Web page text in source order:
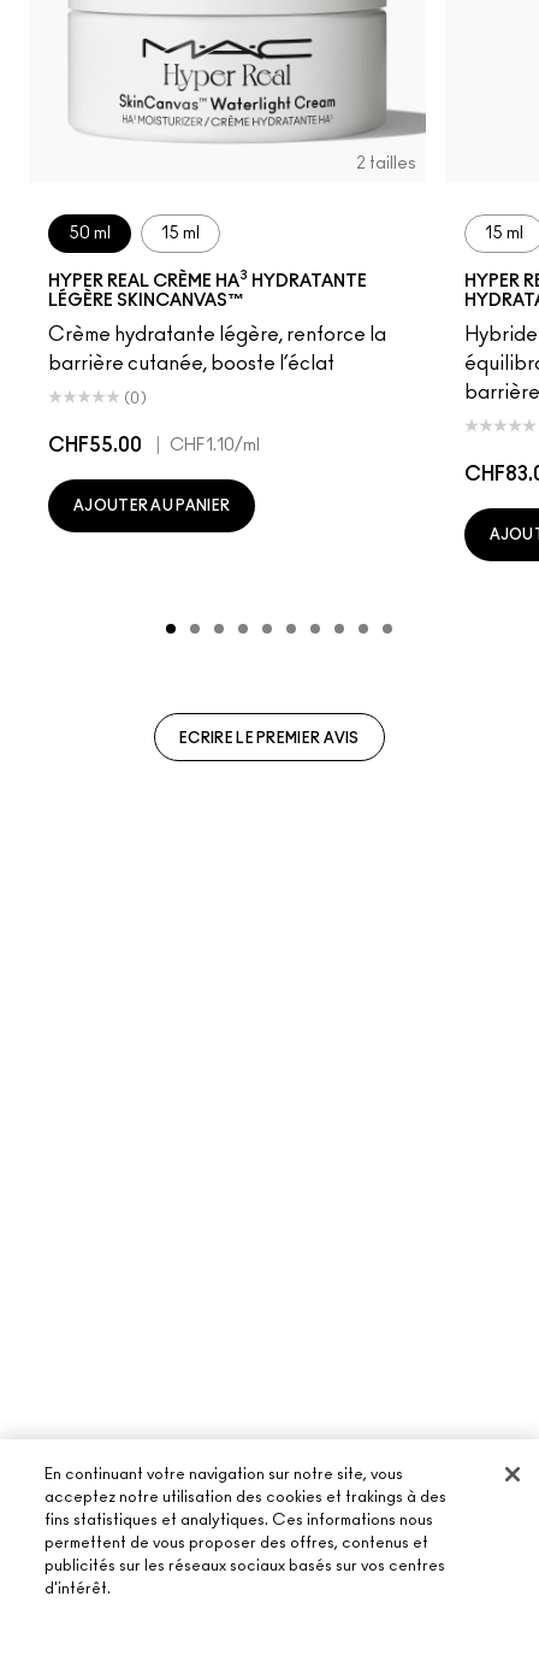
2 tailles
50 ml 15 ml
HYPER REAL CRÈME HA3 HYDRATANTE
LÉGÈRE SKINCANVAS™
Crème hydratante légère, renforce la
barrière cutanée, booste l’éclat
(0)
CHF55.00 CHF1.10/ml
AJOUTER AU PANIER
15 ml
HYPER
ECRIRE LE PREMIER AVIS
À PROPOS DE MAC
NOTRE HISTOIRE
En continuant votre navigation sur notre site, vous
acceptez notre utilisation des cookies et trakings à des
fins statistiques et analytiques. Ces informations nous
permettent de vous proposer des offres, contenus et
publicités sur les réseaux sociaux basés sur vos centres
d'intérêt.